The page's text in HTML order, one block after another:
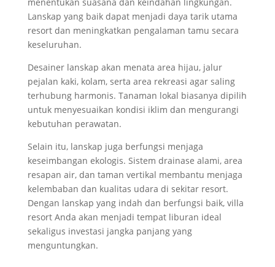
Lanskap yang baik dapat menjadi daya tarik utama
resort dan meningkatkan pengalaman tamu secara
keseluruhan.
Desainer lanskap akan menata area hijau, jalur
pejalan kaki, kolam, serta area rekreasi agar saling
terhubung harmonis. Tanaman lokal biasanya dipilih
untuk menyesuaikan kondisi iklim dan mengurangi
kebutuhan perawatan.
Selain itu, lanskap juga berfungsi menjaga
keseimbangan ekologis. Sistem drainase alami, area
resapan air, dan taman vertikal membantu menjaga
kelembaban dan kualitas udara di sekitar resort.
Dengan lanskap yang indah dan berfungsi baik, villa
resort Anda akan menjadi tempat liburan ideal
sekaligus investasi jangka panjang yang
menguntungkan.